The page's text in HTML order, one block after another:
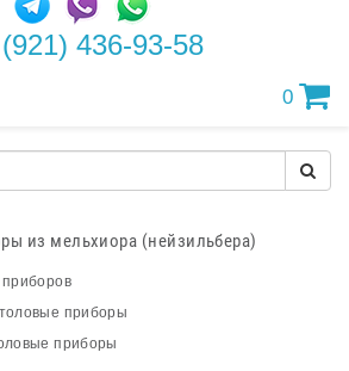
436-93-58
0
из мельхиора (нейзильбера)
приборы
приборы